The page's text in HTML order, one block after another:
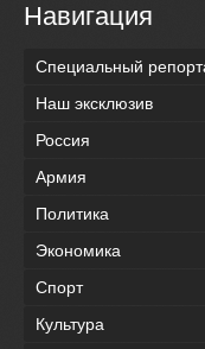
Навигация
Специальный
Наш эксклюзив
Россия
Армия
Политика
Экономика
Спорт
Культура